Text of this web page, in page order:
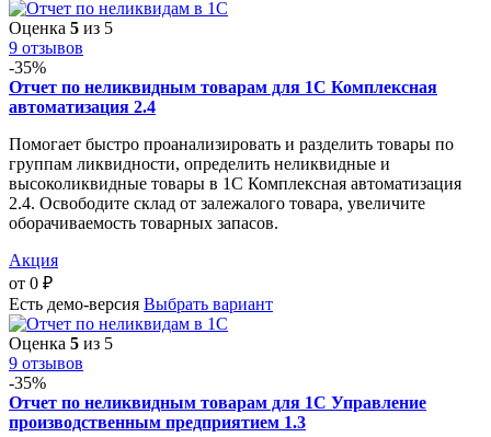
Оценка 5 из 5
9 отзывов
-35%
Отчет по неликвидным товарам для 1С Комплексная
автоматизация 2.4
Помогает быстро проанализировать и разделить товары по
группам ликвидности, определить неликвидные и
высоколиквидные товары в 1С Комплексная автоматизация
2.4. Освободите склад от залежалого товара, увеличите
оборачиваемость товарных запасов.
Акция
от 0 ₽
Есть демо-версия Выбрать вариант
Оценка 5 из 5
9 отзывов
-35%
Отчет по неликвидным товарам для 1С Управление
производственным предприятием 1.3